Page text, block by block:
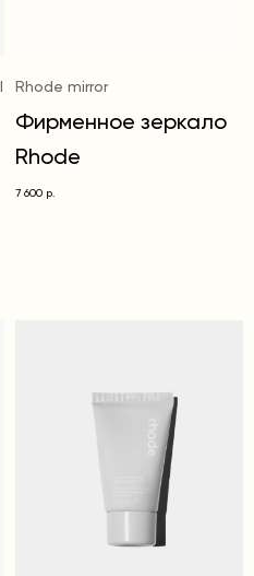
Rhode mirror
Фирменное зеркало
Rhode
7 600 р.